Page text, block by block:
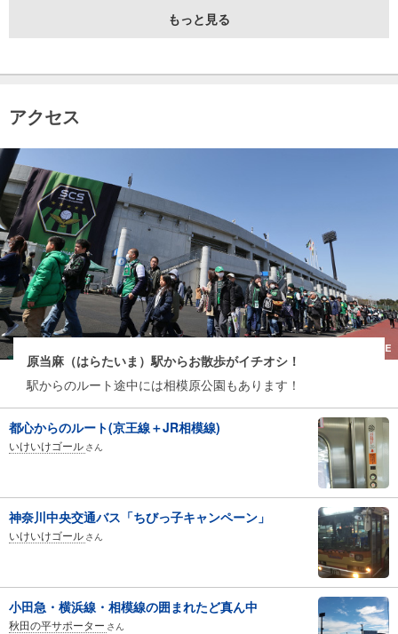
もっと見る
アクセス
原当麻（はらたいま）駅からお散歩がイチオシ！
駅からのルート途中には相模原公園もあります！
都心からのルート(京王線＋JR相模線)
いけいけゴール さん
神奈川中央交通バス「ちびっ子キャンペーン」
いけいけゴール さん
小田急・横浜線・相模線の囲まれたど真ん中
秋田の平サポーター さん